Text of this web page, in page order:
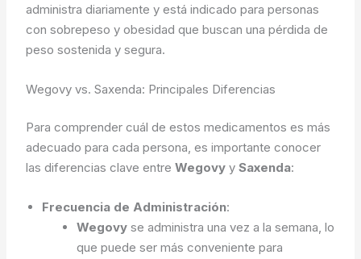
administra diariamente y está indicado para personas
con sobrepeso y obesidad que buscan una pérdida de
peso sostenida y segura.
Wegovy vs. Saxenda: Principales Diferencias
Para comprender cuál de estos medicamentos es más
adecuado para cada persona, es importante conocer
las diferencias clave entreWegovy ySaxenda:
Frecuencia de Administración:
Wegovyse administra una vez a la semana, lo
que puede ser más conveniente para